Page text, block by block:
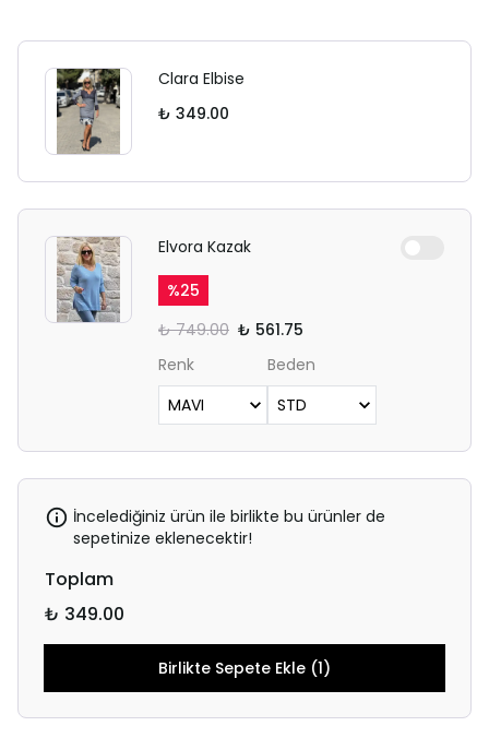
Clara Elbise
₺ 349.00
Elvora Kazak
%25
₺ 749.00 ₺ 561.75
Renk
Beden
İncelediğiniz ürün ile birlikte bu ürünler de
sepetinize eklenecektir!
Toplam
₺ 349.00
Birlikte Sepete Ekle (1)